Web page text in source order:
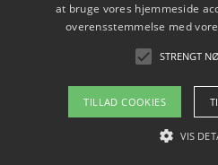
Hold et møde med en
mest professionelle til at
Copyright 2026
Om / kontakt
at bruge vores hjemmeside
overensstemmelse med
STRENGT
TILLAD COOKIES
VIS